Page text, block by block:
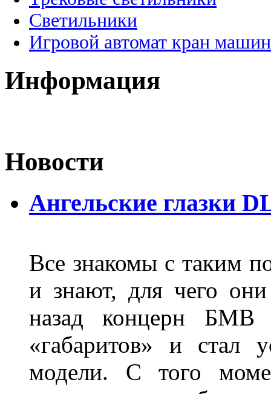
Светильники
Игровой автомат кран
Информация
Новости
Ангельские глазки
Все знакомы с таким
и знают, для чего
назад концерн БМВ
«габаритов» и стал
модели. С того